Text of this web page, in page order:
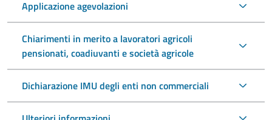
Applicazione agevolazioni
Chiarimenti in merito a lavoratori agricoli
pensionati, coadiuvanti e società agricole
Dichiarazione IMU degli enti non commerciali